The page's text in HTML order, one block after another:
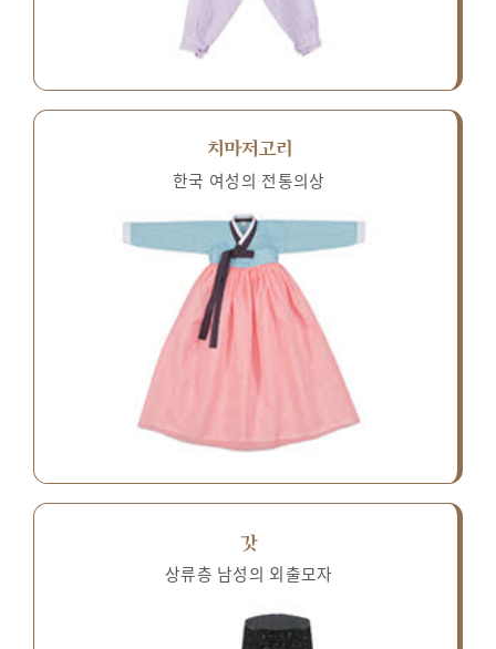
치마저고리
한국 여성의 전통의상
갓
상류층 남성의 외출모자